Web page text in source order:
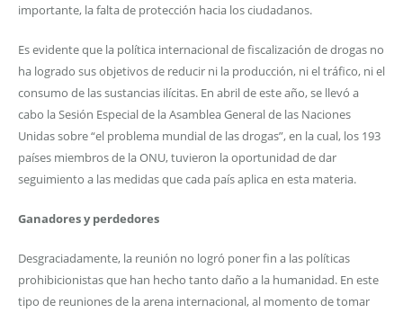
importante, la falta de protección hacia los ciudadanos.
Es evidente que la política internacional de fiscalización de drogas no
ha logrado sus objetivos de reducir ni la producción, ni el tráfico, ni el
consumo de las sustancias ilícitas. En abril de este año, se llevó a
cabo la Sesión Especial de la Asamblea General de las Naciones
Unidas sobre “el problema mundial de las drogas”, en la cual, los 193
países miembros de la ONU, tuvieron la oportunidad de dar
seguimiento a las medidas que cada país aplica en esta materia.
Ganadores y perdedores
Desgraciadamente, la reunión no logró poner fin a las políticas
prohibicionistas que han hecho tanto daño a la humanidad. En este
tipo de reuniones de la arena internacional, al momento de tomar